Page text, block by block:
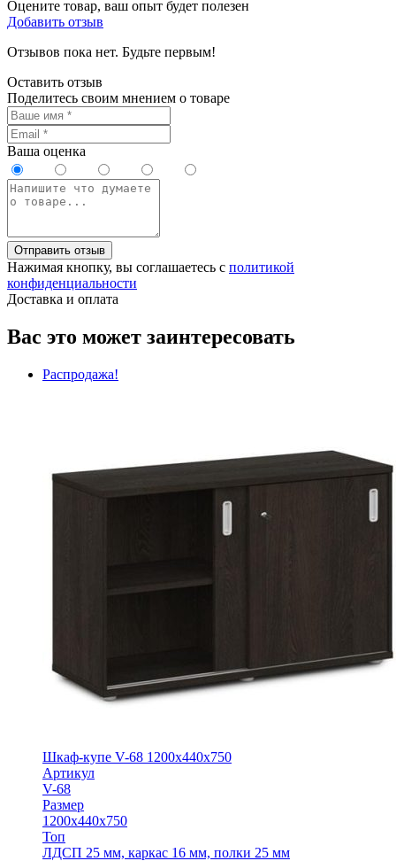
Оцените товар, ваш опыт будет полезен
Добавить отзыв
Отзывов пока нет. Будьте первым!
Оставить отзыв
Поделитесь своим мнением о товаре
Ваша оценка
Отправить отзыв
Нажимая кнопку, вы соглашаетесь с политикой
конфиденциальности
Доставка и оплата
Вас это может заинтересовать
Распродажа!
Шкаф-купе V-68 1200x440x750
Артикул
V-68
Размер
1200х440х750
Топ
ЛДСП 25 мм, каркас 16 мм, полки 25 мм